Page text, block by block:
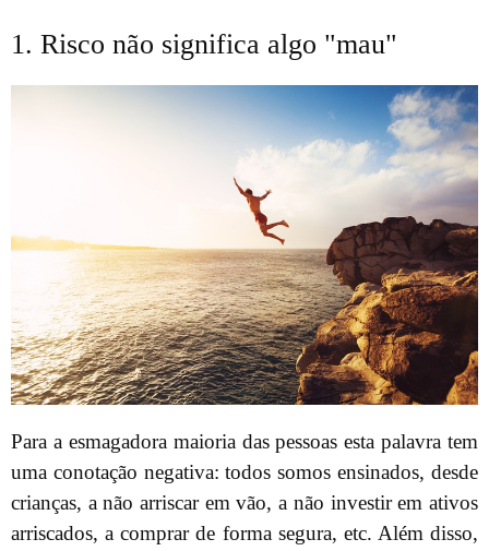
1. Risco não significa algo "mau"
Para a esmagadora maioria das pessoas esta palavra tem
uma conotação negativa: todos somos ensinados, desde
crianças, a não arriscar em vão, a não investir em ativos
arriscados, a comprar de forma segura, etc. Além disso,